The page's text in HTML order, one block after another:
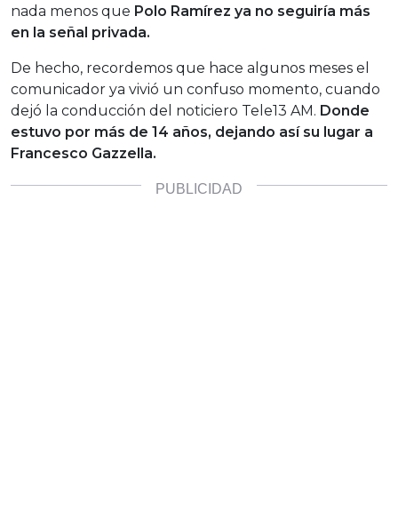
nada menos que Polo Ramírez ya no seguiría más
en la señal privada.
De hecho, recordemos que hace algunos meses el
comunicador ya vivió un confuso momento, cuando
dejó la conducción del noticiero Tele13 AM. Donde
estuvo por más de 14 años, dejando así su lugar a
Francesco Gazzella.